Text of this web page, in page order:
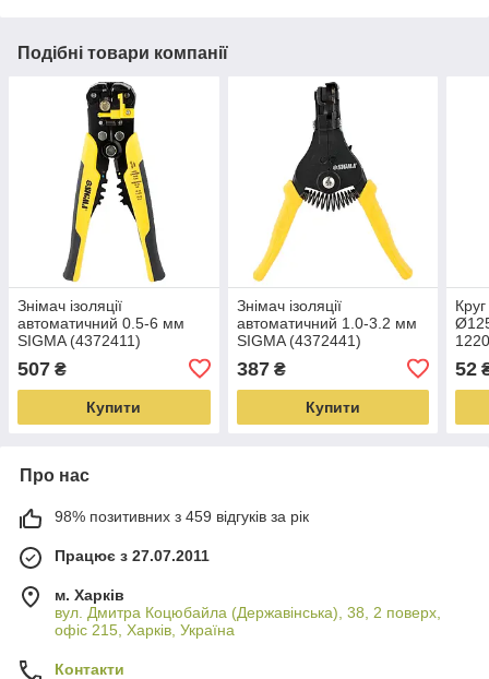
Подібні товари компанії
Знімач ізоляції
автоматичний 0.5-6 мм
SIGMA (4372411)
507 ₴
Купити
Знімач ізоляції
автоматичний 1.0-3.2 мм
SIGMA (4372441)
387₴
Купити
52
Про нас
98% позитивних з 459 відгуків за рік
Працює з 27.07.2011
м. Харків
вул. Дмитра Коцюбайла (Державінська), 38, 2 поверх,
офіс 215, Харків, Україна
Контакти